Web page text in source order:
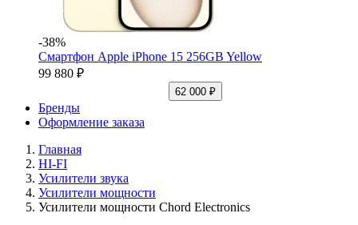
-38%
Смартфон Apple iPhone 15 256GB Yellow
99 880 ₽
62 000 ₽
Бренды
Оформление заказа
Главная
HI-FI
Усилители звука
Усилители мощности
Усилители мощности Chord Electronics